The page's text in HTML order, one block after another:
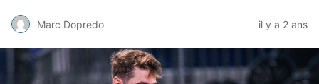
Marc Dopredo il y a 2 ans